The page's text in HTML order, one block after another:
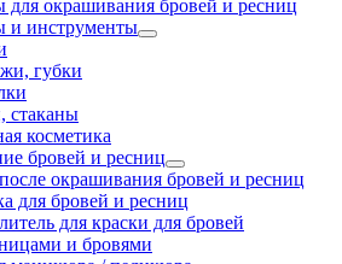
для окрашивания бровей и ресниц
и инструменты
губки
стаканы
косметика
бровей и ресниц
окрашивания бровей и ресниц
для бровей и ресниц
для краски для бровей
и бровями